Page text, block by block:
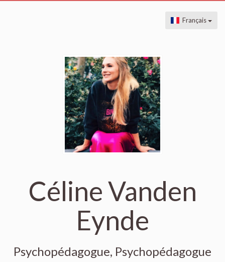
Français
Céline Vanden
Eynde
Psychopédagogue, Psychopédagogue